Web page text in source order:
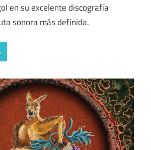
en su excelente discografía
sonora más definida.